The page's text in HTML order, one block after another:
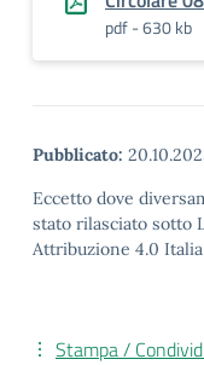
pdf - 630 kb
Pubblicato:
Eccetto dove
stato rilasciato sotto
Attribuzione 4.0
Stampa /